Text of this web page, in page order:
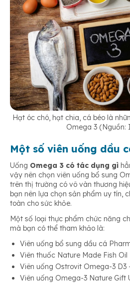
Hạt óc chó, hạt chia, cá béo là
Omega 3 (Nguồn:
Một số viên uống dầu
Uống Omega 3 có tác dụng gì
vậy nên chọn viên uống bổ sung
trên thị trường có vô vàn thương
bạn nên lựa chọn sản phẩm uy tín,
toàn cho sức khỏe.
Một số loại thực phẩm chức năng
mà bạn có thể tham khảo là:
Viên uống bổ sung dầu cá
Viên thuốc Nature Made Fish Oil
Viên uống Ostrovit Omega-3 D3
Viên uống Omega-3 Nature Gift